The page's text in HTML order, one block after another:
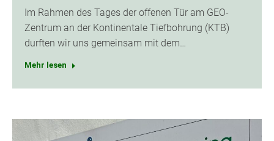
Im Rahmen des Tages der offenen Tür am GEO-
Zentrum an der Kontinentale Tiefbohrung (KTB)
durften wir uns gemeinsam mit dem…
Mehr lesen